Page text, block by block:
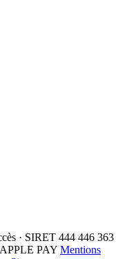
· SIRET 444 446 363
PAY Mentions